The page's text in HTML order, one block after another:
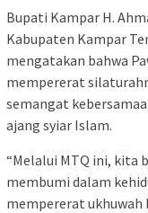
Bupati Kampar H.
Kabupaten Kampar
mengatakan bahwa
mempererat
semangat
ajang syiar Islam.
“Melalui MTQ ini, kita
membumi dalam
mempererat ukhuwah